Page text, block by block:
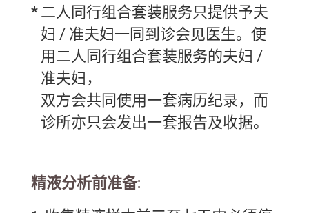
*二人同行组合套装服务只提供予夫
妇 / 准夫妇一同到诊会见医生。使
用二人同行组合套装服务的夫妇 /
准夫妇，
双方会共同使用一套病历纪录，而
诊所亦只会发出一套报告及收据。
精液分析前准备: